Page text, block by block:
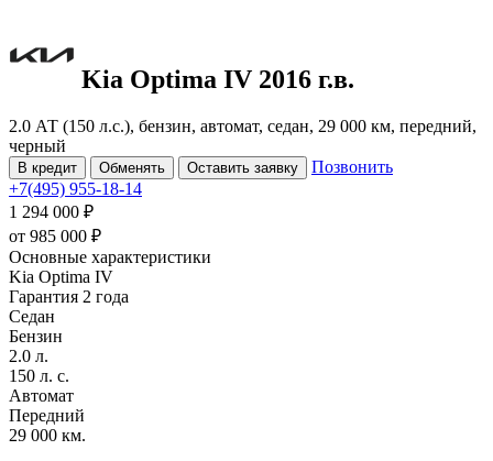
Kia Optima IV 2016 г.в.
2.0 АТ (150 л.с.), бензин, автомат, седан, 29 000 км, передний,
черный
В кредит Обменять Оставить заявку
Позвонить
+7(495) 955-18-14
1 294 000 ₽
от 985 000 ₽
Основные характеристики
Kia Optima IV
Гарантия 2 года
Седан
Бензин
2.0 л.
150 л. с.
Автомат
Передний
29 000 км.